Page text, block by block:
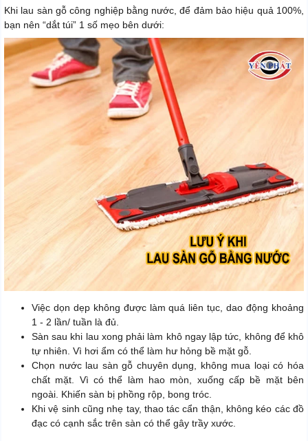
Khi lau sàn gỗ công nghiệp bằng nước, để đảm bảo hiệu quả 100%,
bạn nên “dắt túi” 1 số mẹo bên dưới:
Việc dọn dẹp không được làm quá liên tục, dao động khoảng
1 - 2 lần/ tuần là đủ.
Sàn sau khi lau xong phải làm khô ngay lập tức, không để khô
tự nhiên. Vì hơi ẩm có thể làm hư hỏng bề mặt gỗ.
Chọn nước lau sàn gỗ chuyên dụng, không mua loại có hóa
chất mặt. Vì có thể làm hao mòn, xuống cấp bề mặt bên
ngoài. Khiến sàn bị phồng rộp, bong tróc.
Khi vệ sinh cũng nhẹ tay, thao tác cẩn thận, không kéo các đồ
đạc có cạnh sắc trên sàn có thể gây trầy xước.